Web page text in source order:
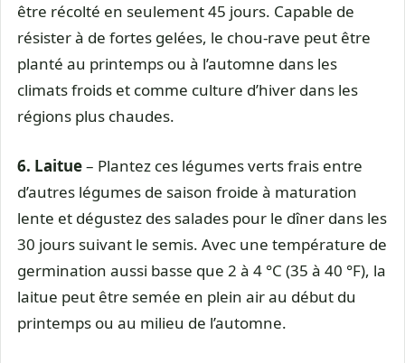
être récolté en seulement 45 jours. Capable de
résister à de fortes gelées, le chou-rave peut être
planté au printemps ou à l’automne dans les
climats froids et comme culture d’hiver dans les
régions plus chaudes.
6. Laitue– Plantez ces légumes verts frais entre
d’autres légumes de saison froide à maturation
lente et dégustez des salades pour le dîner dans les
30 jours suivant le semis. Avec une température de
germination aussi basse que 2 à 4 °C (35 à 40 °F), la
laitue peut être semée en plein air au début du
printemps ou au milieu de l’automne.